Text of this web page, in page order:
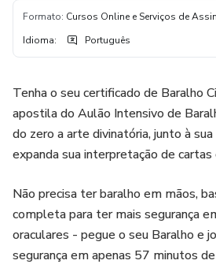
Formato: Cursos Online e Serviços de
Idioma: Português
Tenha o seu certificado de Baralho
apostila do Aulão Intensivo de
do zero a arte divinatória, junto à
expanda sua interpretação de
Não precisa ter baralho em mãos,
completa para ter mais segurança
oraculares - pegue o seu Baralho e
segurança em apenas 57 minutos